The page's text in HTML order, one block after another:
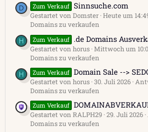
D Zum Verkauf Sinnsuche.com
Gestartet von Domster Heute um
Domains zu verkaufen
H Zum Verkauf .de Domains
Gestartet von horus Mittwoch um
Domains zu verkaufen
H Zum Verkauf Domain Sale -->
Gestartet von horus 30. Juli 2026
Domains zu verkaufen
Zum Verkauf
Gestartet von RALPH29 29. Juli 2026
Domains zu verkaufen